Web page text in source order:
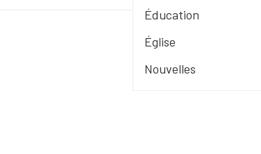
Éducation
Église
Nouvelles